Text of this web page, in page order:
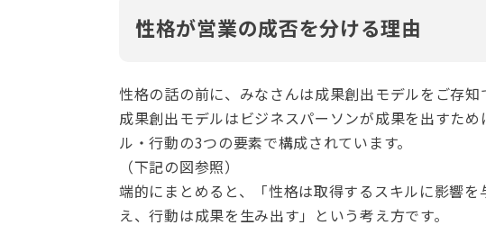
性格が営業の成否を分ける理由
性格の話の前に、みなさんは成果創出モデルをご存知
成果創出モデルはビジネスパーソンが成果を出すた
ル・行動の3つの要素で構成されています。
（下記の図参照）
端的にまとめると、「性格は取得するスキルに影響
え、行動は成果を生み出す」という考え方です。